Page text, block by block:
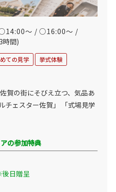
～ / ○16:00～ /
時間)
ての見学
挙式体験
賀の街にそびえ立つ、気品あ
チェスター佐賀」 「式場見学
の参加特典
日贈呈